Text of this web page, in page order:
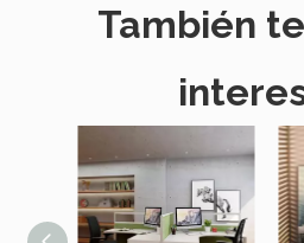
También